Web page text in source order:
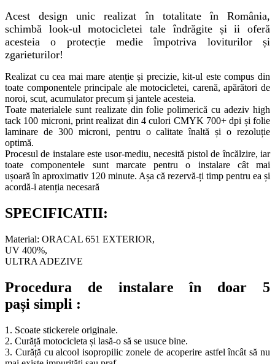
Acest design unic realizat în totalitate în România,
schimbă look-ul motocicletei tale îndrăgite și ii oferă
acesteia o protecție medie împotriva loviturilor și
zgarieturilor!
Realizat cu cea mai mare atenție și precizie, kit-ul este compus din
toate componentele principale ale motocicletei, carenă, apărători de
noroi, scut, acumulator precum și jantele acesteia.
Toate materialele sunt realizate din folie polimerică cu adeziv high
tack 100 microni, print realizat din 4 culori CMYK 700+ dpi și folie
laminare de 300 microni, pentru o calitate înaltă și o rezoluție
optimă.
Procesul de instalare este usor-mediu, necesită pistol de încălzire, iar
toate componentele sunt marcate pentru o instalare cât mai
ușoară în aproximativ 120 minute. Așa că rezervă-ți timp pentru ea și
acordă-i atenția necesară
SPECIFICATII:
Material: ORACAL 651 EXTERIOR,
UV 400%,
ULTRA ADEZIVE
Procedura de instalare în doar 5
pași simpli :
1. Scoate stickerele originale.
2. Curăță motocicleta și lasă-o să se usuce bine.
3. Curăță cu alcool isopropilic zonele de acoperire astfel încât să nu